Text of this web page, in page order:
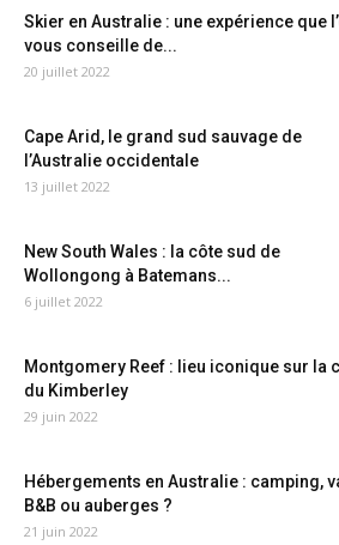
Skier en Australie : une expérience que
vous conseille de...
20 juillet 2022
Cape Arid, le grand sud sauvage de
l’Australie occidentale
13 juillet 2022
New South Wales : la côte sud de
Wollongong à Batemans...
6 juillet 2022
Montgomery Reef : lieu iconique sur la
du Kimberley
29 juin 2022
Hébergements en Australie : camping,
B&B ou auberges ?
21 juin 2022